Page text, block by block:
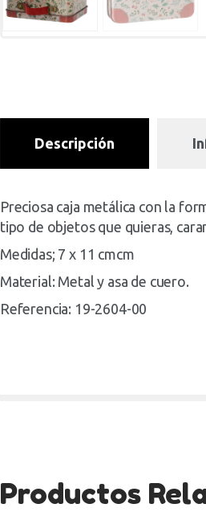
Descripción
Preciosa caja metálica con la
tipo de objetos que quieras,
Medidas; 7 x 11 cmcm
Material: Metal y asa de cuero.
Referencia: 19-2604-00
Productos